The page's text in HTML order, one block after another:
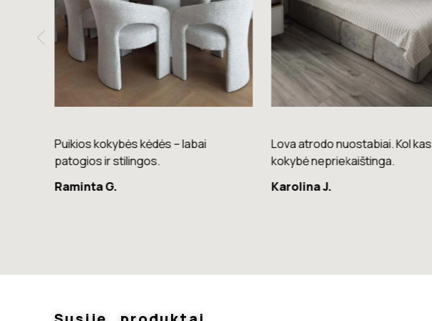
Puikios kokybės kėdės – labai
patogios ir stilingos.
Raminta G.
Lova atrodo nuostabiai. Kol kas
kokybė nepriekaištinga.
Karolina J.